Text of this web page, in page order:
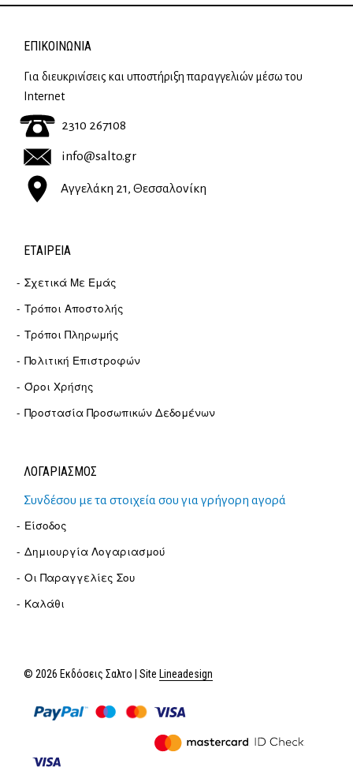
ΕΠΙΚΟΙΝΩΝΊΑ
Για διευκρινίσεις και υποστήριξη παραγγελιών μέσω του
Internet
2310 267108
info@salto.gr
Αγγελάκη 21, Θεσσαλονίκη
ΕΤΑΙΡΕΊΑ
Σχετικά Με Εμάς
Τρόποι Αποστολής
Τρόποι Πληρωμής
Πολιτική Επιστροφών
Όροι Χρήσης
Προστασία Προσωπικών Δεδομένων
ΛΟΓΑΡΙΑΣΜΟΣ
Συνδέσου με τα στοιχεία σου για γρήγορη αγορά
Είσοδος
Δημιουργία Λογαριασμού
Οι Παραγγελίες Σου
Καλάθι
© 2026 Εκδόσεις Σαλτο | Site Lineadesign